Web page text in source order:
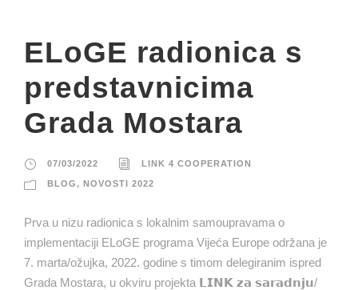
ELoGE radionica s
predstavnicima
Grada Mostara
07/03/2022 LINK 4 COOPERATION
BLOG, NOVOSTI 2022
Prva u nizu radionica s lokalnim samoupravama o
implementaciji ELoGE programa Vijeća Europe održana je
7. marta/ožujka, 2022. godine s timom delegiranim ispred
Grada Mostara, u okviru projekta 𝗟𝗜𝗡𝗞 𝘇𝗮 𝘀𝗮𝗿𝗮𝗱𝗻𝗷𝘂/